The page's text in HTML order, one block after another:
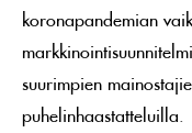
koronapandemian
suurimpien
puhelinhaastatteluilla.